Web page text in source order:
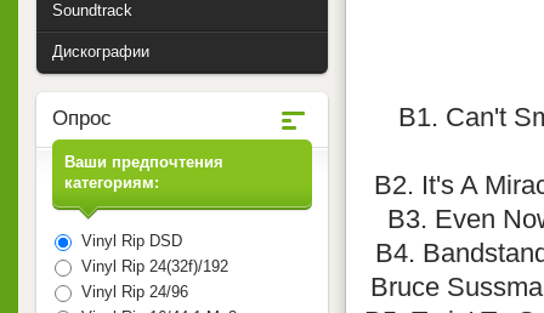
B1. Can't
B2. It's A
B3. Even
B4.
Bruce
Soundtrack
Дискографии
Опрос
Ваши предпочтения
категориям:
Vinyl Rip DSD
Vinyl Rip 24(32f)/192
Vinyl Rip 24/96